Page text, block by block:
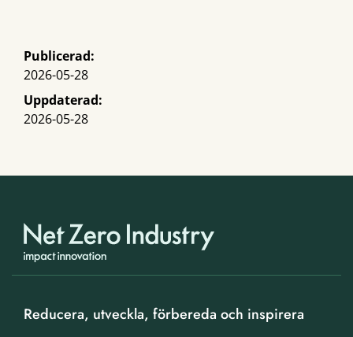
Publicerad:
2026-05-28
Uppdaterad:
2026-05-28
Reducera, utveckla, förbereda och inspirera